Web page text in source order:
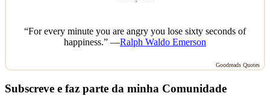
“For every minute you are angry you lose sixty seconds of
happiness.” —Ralph Waldo Emerson
Goodreads Quotes
Subscreve e faz parte da minha Comunidade